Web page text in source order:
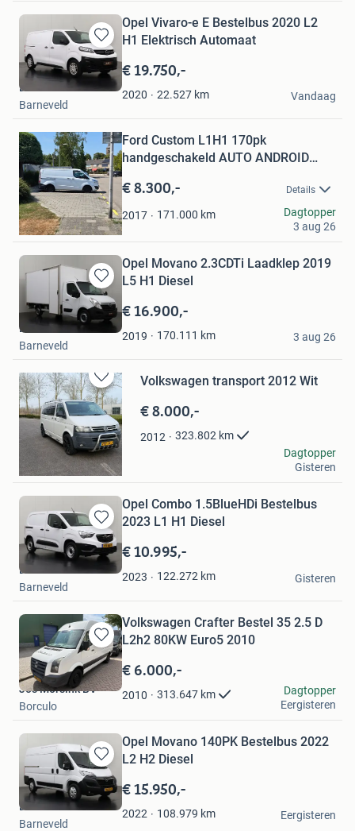
Bewaren
in
Mijn
Favorieten
Opel Vivaro-e E Bestelbus 2020 L2
H1 Elektrisch Automaat
€ 19.750,-
2020 22.527 km
Dutchvans.com
Barneveld
Vandaag
Bewaren
FavorietenFord Custom L1H1 170pk
handgeschakeld AUTO ANDROID
€ 8.300,- Details
2017 171.000 km
Terence
Maasland
Dagtopper
3 aug 26
Bewaren
in
Mijn
Favorieten
Opel Movano 2.3CDTi Laadklep 2019
L5 H1 Diesel
€ 16.900,-
2019 170.111 km
Dutchvans.com
Barneveld
3 aug 26
Bewaren
in
Mijn
Favorieten
Volkswagen transport 2012 Wit
€ 8.000,-
2012 323.802 km
Zwolle
Dagtopper
Gisteren
Bewaren
in
Mijn
Favorieten
Opel Combo 1.5BlueHDi Bestelbus
2023 L1 H1 Diesel
€ 10.995,-
2023 122.272 km
Dutchvans.com
Barneveld
Gisteren
Bewaren
in
Mijn
Favorieten
Volkswagen Crafter Bestel 35 2.5 D
L2h2 80KW Euro5 2010
€ 6.000,-
2010 313.647 km
Jos Morsink BV
Borculo
Dagtopper
Eergisteren
Bewaren
in
Mijn
Favorieten
Opel Movano 140PK Bestelbus 2022
L2 H2 Diesel
€ 15.950,-
2022 108.979 km
Dutchvans.com
Barneveld
Eergisteren